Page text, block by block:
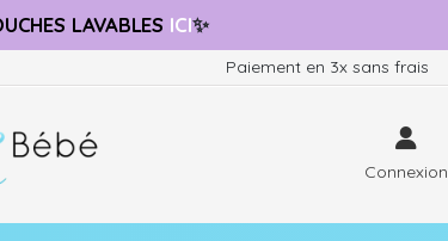
LAVABLES ICI✨
Paiement en 3x sans frais
Connexion